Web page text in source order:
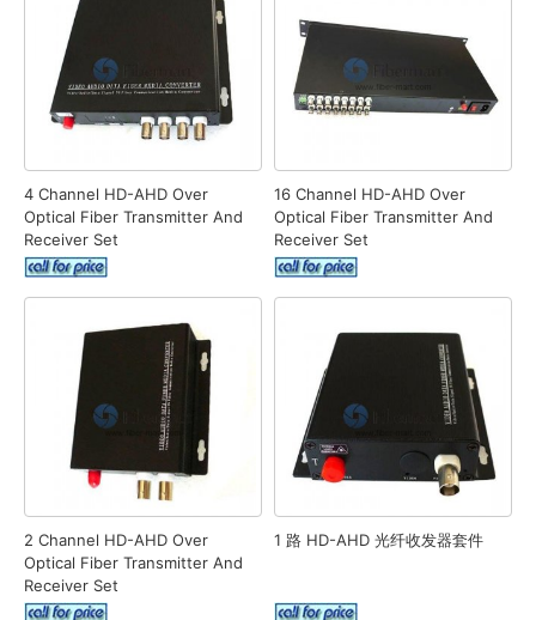
4 Channel HD-AHD Over
Optical Fiber Transmitter And
Receiver Set
16 Channel HD-AHD Over
Optical Fiber Transmitter And
Receiver Set
2 Channel HD-AHD Over
Optical Fiber Transmitter And
Receiver Set
1 路 HD-AHD 光纤收发器套件